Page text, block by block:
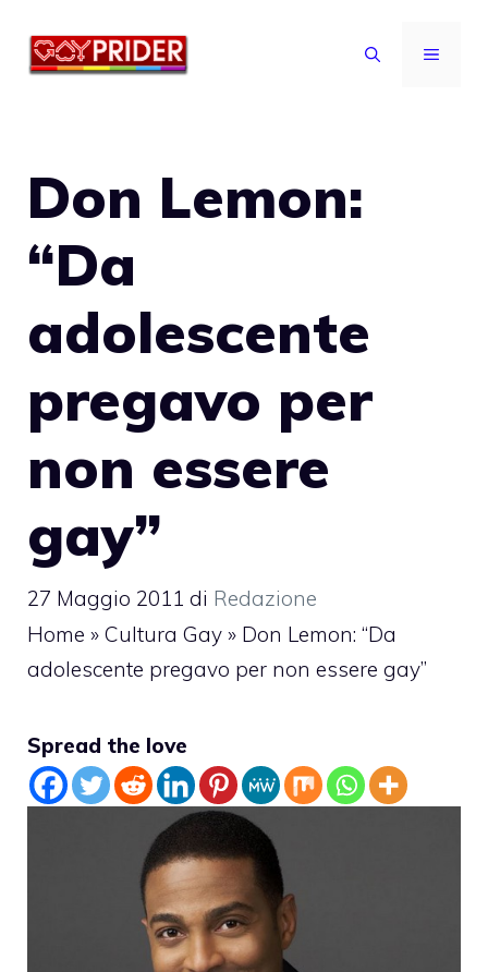
MENU
Don Lemon:
“Da
adolescente
pregavo per
non essere
gay”
27 Maggio 2011 di Redazione
Home » Cultura Gay » Don Lemon: “Da
adolescente pregavo per non essere gay”
Spread the love